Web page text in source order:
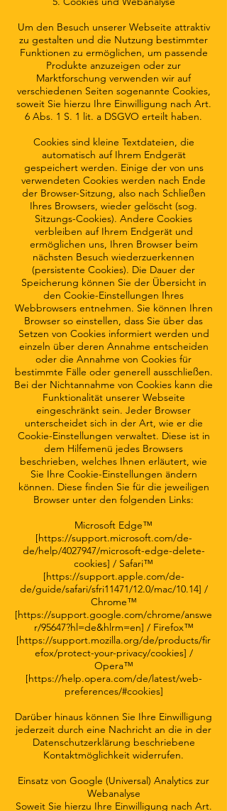
Um den Besuch unserer Webseite attraktiv
zu gestalten und die Nutzung bestimmter
Funktionen zu ermöglichen, um passende
Produkte anzuzeigen oder zur
Marktforschung verwenden wir auf
verschiedenen Seiten sogenannte Cookies,
soweit Sie hierzu Ihre Einwilligung nach Art.
6 Abs. 1 S. 1 lit. a DSGVO erteilt haben.
Cookies sind kleine Textdateien, die
automatisch auf Ihrem Endgerät
gespeichert werden. Einige der von uns
verwendeten Cookies werden nach Ende
der Browser-Sitzung, also nach Schließen
Ihres Browsers, wieder gelöscht (sog.
Sitzungs-Cookies). Andere Cookies
verbleiben auf Ihrem Endgerät und
ermöglichen uns, Ihren Browser beim
nächsten Besuch wiederzuerkennen
(persistente Cookies). Die Dauer der
Speicherung können Sie der Übersicht in
den Cookie-Einstellungen Ihres
Webbrowsers entnehmen. Sie können Ihren
Browser so einstellen, dass Sie über das
Setzen von Cookies informiert werden und
einzeln über deren Annahme entscheiden
oder die Annahme von Cookies für
bestimmte Fälle oder generell ausschließen.
Bei der Nichtannahme von Cookies kann die
Funktionalität unserer Webseite
eingeschränkt sein. Jeder Browser
unterscheidet sich in der Art, wie er die
Cookie-Einstellungen verwaltet. Diese ist in
dem Hilfemenü jedes Browsers
beschrieben, welches Ihnen erläutert, wie
Sie Ihre Cookie-Einstellungen ändern
können. Diese finden Sie für die jeweiligen
Browser unter den folgenden Links:
Microsoft Edge™
[https://support.microsoft.com/de-
de/help/4027947/microsoft-edge-delete-
cookies] / Safari™
[https://support.apple.com/de-
de/guide/safari/sfri11471/12.0/mac/10.14] /
Chrome™
[https://support.google.com/chrome/answe
r/95647?hl=de&hlrm=en] / Firefox™
[https://support.mozilla.org/de/products/fir
efox/protect-your-privacy/cookies] /
Opera™
[https://help.opera.com/de/latest/web-
preferences/#cookies]
Darüber hinaus können Sie Ihre Einwilligung
jederzeit durch eine Nachricht an die in der
Datenschutzerklärung beschriebene
Kontaktmöglichkeit widerrufen.
Einsatz von Google (Universal) Analytics zur
Webanalyse
Soweit Sie hierzu Ihre Einwilligung nach Art.